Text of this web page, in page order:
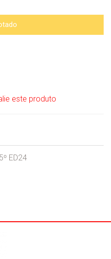
este produto
ED24